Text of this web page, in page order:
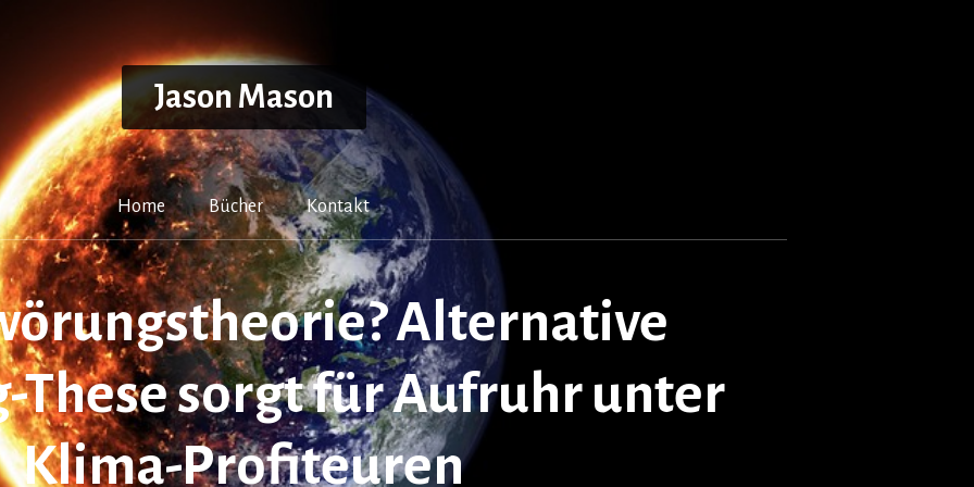
Jason Mason
Home Bücher Kontakt
Alternative
These sorgt für Aufruhr unter
Klima-Profiteuren